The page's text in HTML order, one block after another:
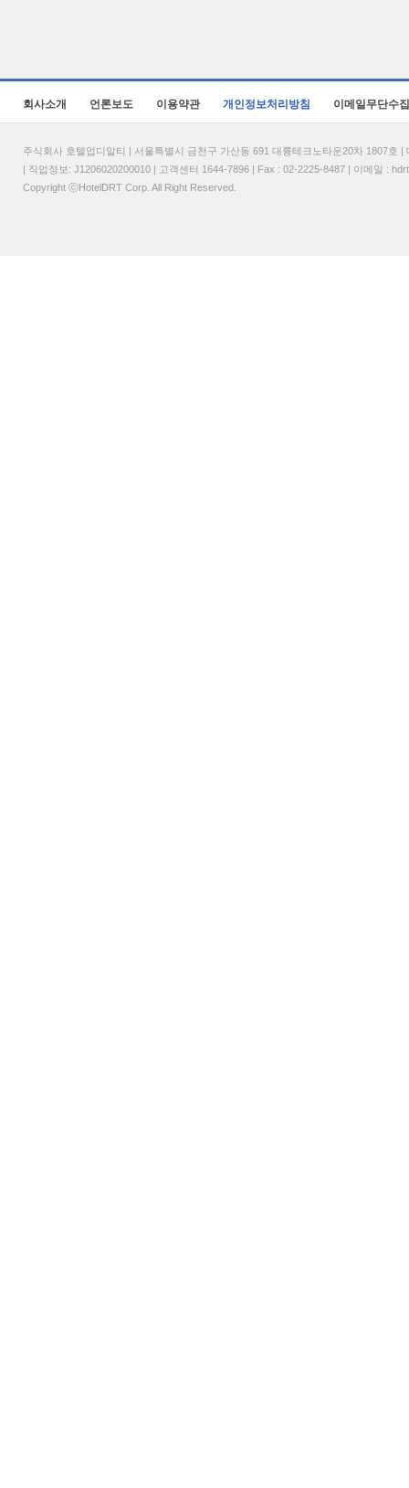
회사소개 언론보도 이용약관 개인정보처리방침 이메일무단수
주식회사 호텔업디알티 | 서울특별시 금천구 가산동 691 대륭테크노타운20차 1807
| 직업정보: J1206020200010 | 고객센터 1644-7896 | Fax : 02-2225-8487 | 이메일 :
Copyright ⓒHotelDRT Corp. All Right Reserved.